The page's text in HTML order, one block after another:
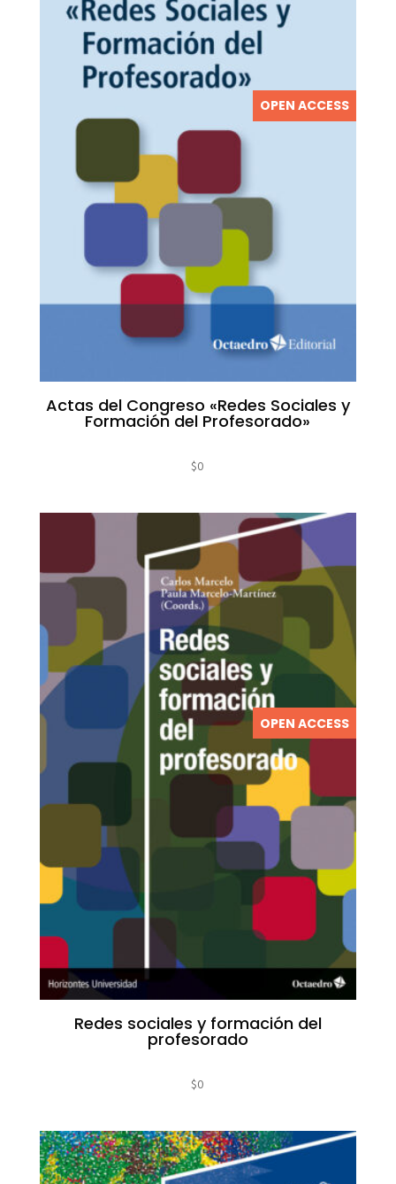
OPEN ACCESS
Actas del Congreso «Redes Sociales y
Formación del Profesorado»
$0
OPEN ACCESS
Redes sociales y formación del
profesorado
$0